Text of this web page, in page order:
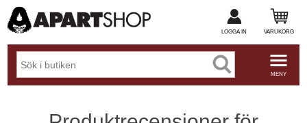
LOGGA IN VARUKORG
MENY